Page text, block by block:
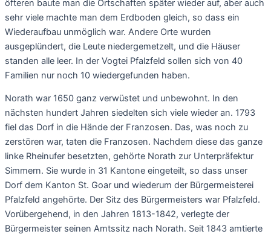
öfteren baute man die Ortschaften später wieder auf, aber auch
sehr viele machte man dem Erdboden gleich, so dass ein
Wiederaufbau unmöglich war. Andere Orte wurden
ausgeplündert, die Leute niedergemetzelt, und die Häuser
standen alle leer. In der Vogtei Pfalzfeld sollen sich von 40
Familien nur noch 10 wiedergefunden haben.
Norath war 1650 ganz verwüstet und unbewohnt. In den
nächsten hundert Jahren siedelten sich viele wieder an. 1793
fiel das Dorf in die Hände der Franzosen. Das, was noch zu
zerstören war, taten die Franzosen. Nachdem diese das ganze
linke Rheinufer besetzten, gehörte Norath zur Unterpräfektur
Simmern. Sie wurde in 31 Kantone eingeteilt, so dass unser
Dorf dem Kanton St. Goar und wiederum der Bürgermeisterei
Pfalzfeld angehörte. Der Sitz des Bürgermeisters war Pfalzfeld.
Vorübergehend, in den Jahren 1813-1842, verlegte der
Bürgermeister seinen Amtssitz nach Norath. Seit 1843 amtierte